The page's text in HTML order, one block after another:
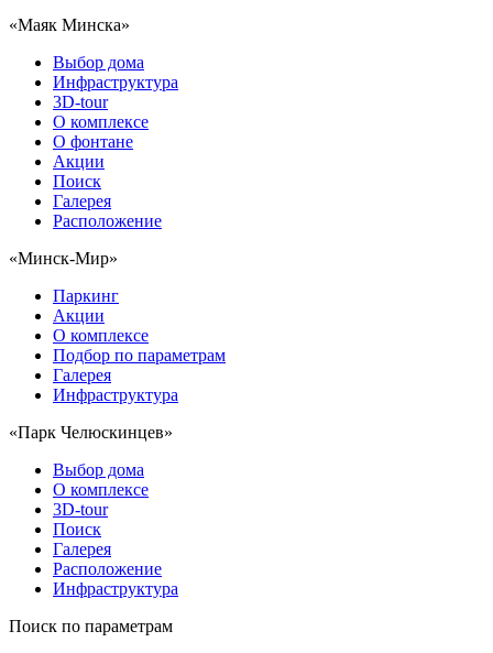
«Маяк Минска»
Выбор дома
Инфраструктура
3D-tour
О комплексе
О фонтане
Акции
Поиск
Галерея
Расположение
«Минск-Мир»
Паркинг
Акции
О комплексе
Подбор по параметрам
Галерея
Инфраструктура
«Парк Челюскинцев»
Выбор дома
О комплексе
3D-tour
Поиск
Галерея
Расположение
Инфраструктура
Поиск по параметрам